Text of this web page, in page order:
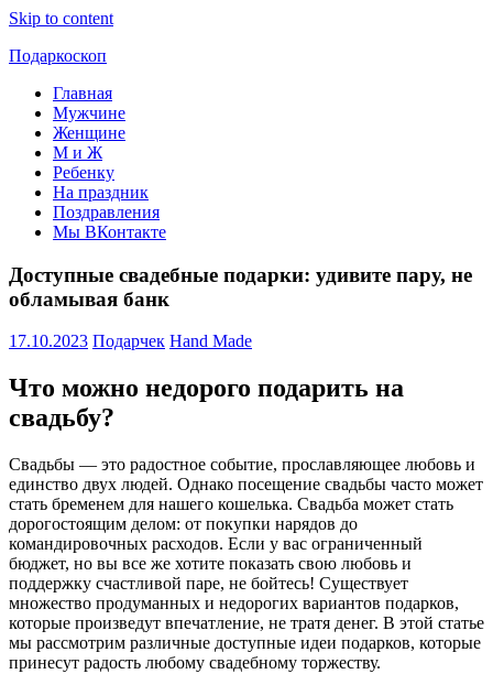
Skip to content
Подаркоскоп
Поможем
выбрать
подарить
Главная
Мужчине
Женщине
М и Ж
Ребенку
На праздник
Поздравления
Мы ВКонтакте
Доступные свадебные подарки: удивите пару, не
обламывая банк
17.10.2023 Подарчек Hand Made
Что можно недорого подарить на
свадьбу?
Свадьбы — это радостное событие, прославляющее любовь и
единство двух людей. Однако посещение свадьбы часто может
стать бременем для нашего кошелька. Свадьба может стать
дорогостоящим делом: от покупки нарядов до
командировочных расходов. Если у вас ограниченный
бюджет, но вы все же хотите показать свою любовь и
поддержку счастливой паре, не бойтесь! Существует
множество продуманных и недорогих вариантов подарков,
которые произведут впечатление, не тратя денег. В этой статье
мы рассмотрим различные доступные идеи подарков, которые
принесут радость любому свадебному торжеству.